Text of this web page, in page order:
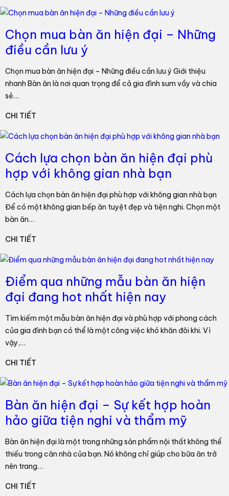
Chọn mua bàn ăn hiện đại – Những
điều cần lưu ý
Chọn mua bàn ăn hiện đại – Những điều cần lưu ý Giới thiệu
nhanh Bàn ăn là nơi quan trọng để cả gia đình sum vầy và chia
sẻ…
CHI TIẾT
Cách lựa chọn bàn ăn hiện đại phù
hợp với không gian nhà bạn
Cách lựa chọn bàn ăn hiện đại phù hợp với không gian nhà bạn
Để có một không gian bếp ăn tuyệt đẹp và tiện nghi. Chọn một
bàn ăn…
CHI TIẾT
Điểm qua những mẫu bàn ăn hiện
đại đang hot nhất hiện nay
Tìm kiếm một mẫu bàn ăn hiện đại và phù hợp với phong cách
của gia đình bạn có thể là một công việc khó khăn đôi khi. Vì
vậy,…
CHI TIẾT
Bàn ăn hiện đại – Sự kết hợp hoàn
hảo giữa tiện nghi và thẩm mỹ
Bàn ăn hiện đại là một trong những sản phẩm nội thất không thể
thiếu trong căn nhà của bạn. Nó không chỉ giúp cho bữa ăn trở
nên trang…
CHI TIẾT